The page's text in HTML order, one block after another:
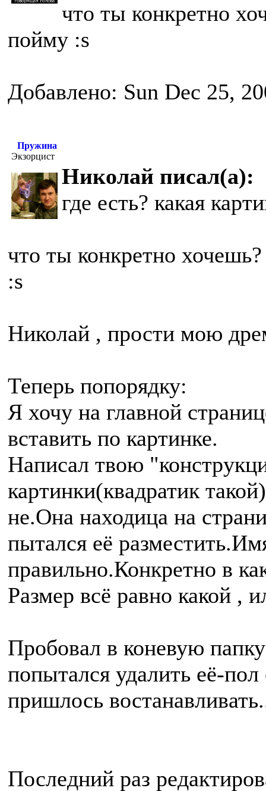
что ты конкретно
пойму :s
Добавлено: Sun Dec 25,
Пружина
Экзорцист
Николай писал(а):
где есть? какая
что ты конкретно
:s
Николай , прости мою
Теперь попорядку:
Я хочу на главной
вставить по картинке.
Написал твою
картинки(квадратик
не.Она находица на
пытался её
правильно.Конкретно в
Размер всё равно какой ,
Пробовал в коневую
попытался удалить её-
пришлось
Последний раз